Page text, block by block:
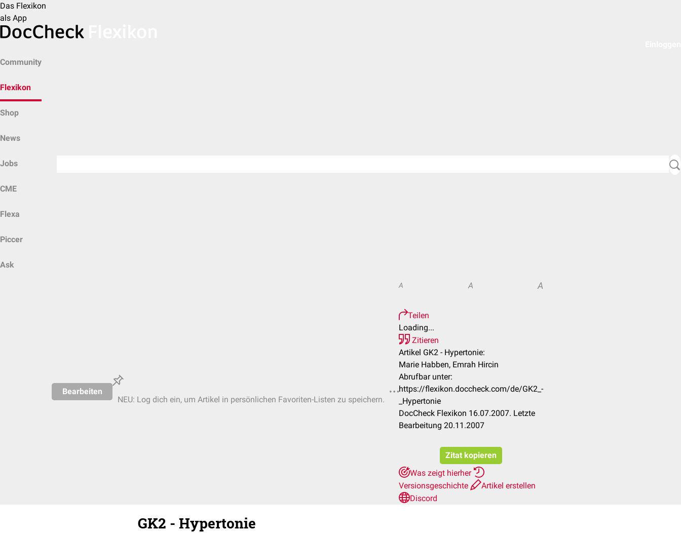
Das Flexikon
als App
Community
Flexikon
Shop
News
Jobs
CME
Flexa
Piccer
Ask
Bearbeiten
NEU: Log dich ein, um Artikel in persönlichen Favoriten-Listen zu speichern.
A A A
Teilen
Loading...
Zitieren
Artikel GK2 - Hypertonie:
Marie Habben, Emrah Hircin
Abrufbar unter:
https://flexikon.doccheck.com/de/GK2_-
_Hypertonie
DocCheck Flexikon 16.07.2007. Letzte
Bearbeitung 20.11.2007
Zitat kopieren
Was zeigt hierher
Versionsgeschichte
Artikel erstellen
Discord
GK2 - Hypertonie